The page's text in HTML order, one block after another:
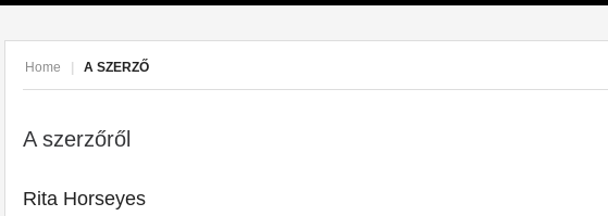
Home | A SZERZŐ
A szerzőről
Rita Horseyes